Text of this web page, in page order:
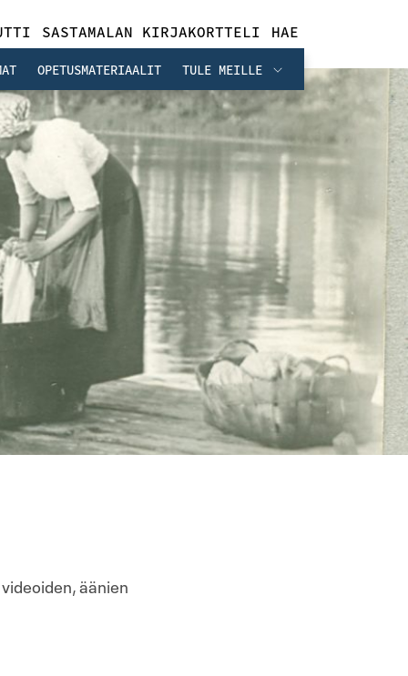
SASTAMALAN KIRJAKORTTELI HAE
OPETUSMATERIAALIT TULE MEILLE
äänien